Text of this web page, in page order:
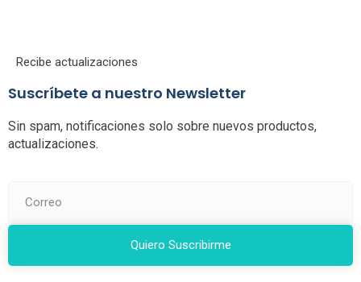
Recibe actualizaciones
Suscríbete a nuestro Newsletter
Sin spam, notificaciones solo sobre nuevos productos,
actualizaciones.
Quiero Suscribirme